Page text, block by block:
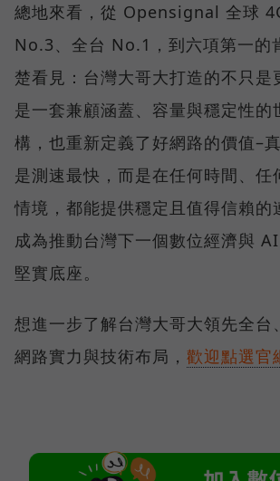
總地來看，從 Opensignal 全球
No.3、全台 No.1，到六項第一的
楚看見：台灣大哥大打造的不只是
是一套兼顧涵蓋、容量與穩定性的
構，也重新定義了好網路的價值–
是測速最快，而是在任何時間、任
情境，都能提供穩定且值得信賴的
成為推動台灣下一個數位經濟與
堅實底座。
想進一步了解台灣大哥大領先全台
網路實力與技術布局， 歡迎點選官